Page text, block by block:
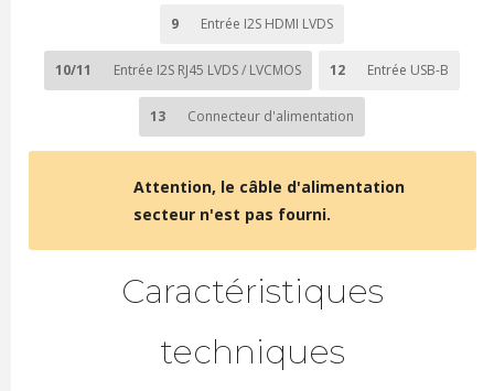
9 Entrée I2S HDMI LVDS
10/11 Entrée I2S RJ45 LVDS / LVCMOS 12 Entrée USB-B
13 Connecteur d'alimentation
Attention, le câble d'alimentation
secteur n'est pas fourni.
Caractéristiques
techniques